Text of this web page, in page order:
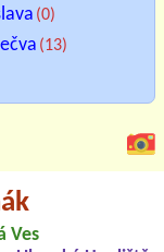
(0)
(13)
Ves